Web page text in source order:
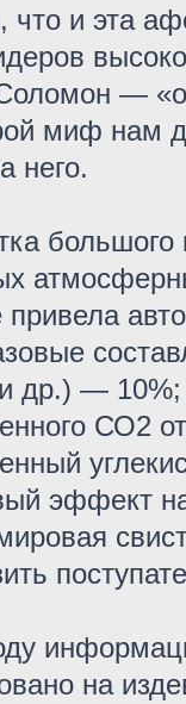
что и эта
—
миф нам
него.
др.) — 10%;
СО2
эффект
на